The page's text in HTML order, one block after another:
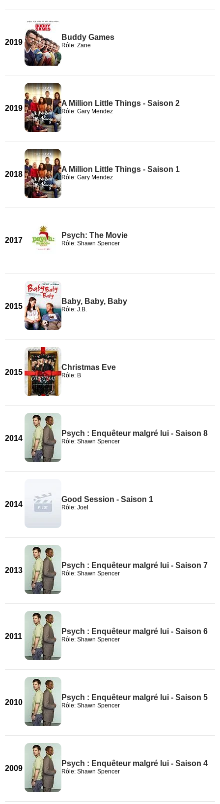
2019
Buddy Games
Rôle: Zane
2019
A Million Little Things - Saison 2
Rôle: Gary Mendez
2018
A Million Little Things - Saison 1
Rôle: Gary Mendez
2017
Psych: The Movie
Rôle: Shawn Spencer
2015
Baby, Baby, Baby
Rôle: J.B.
2015
Christmas Eve
Rôle: B
2014
Psych : Enquêteur malgré lui - Saison 8
Rôle: Shawn Spencer
2014
Good Session - Saison 1
Rôle: Joel
2013
Psych : Enquêteur malgré lui - Saison 7
Rôle: Shawn Spencer
2011
Psych : Enquêteur malgré lui - Saison 6
Rôle: Shawn Spencer
2010
Psych : Enquêteur malgré lui - Saison 5
Rôle: Shawn Spencer
2009
Psych : Enquêteur malgré lui - Saison 4
Rôle: Shawn Spencer